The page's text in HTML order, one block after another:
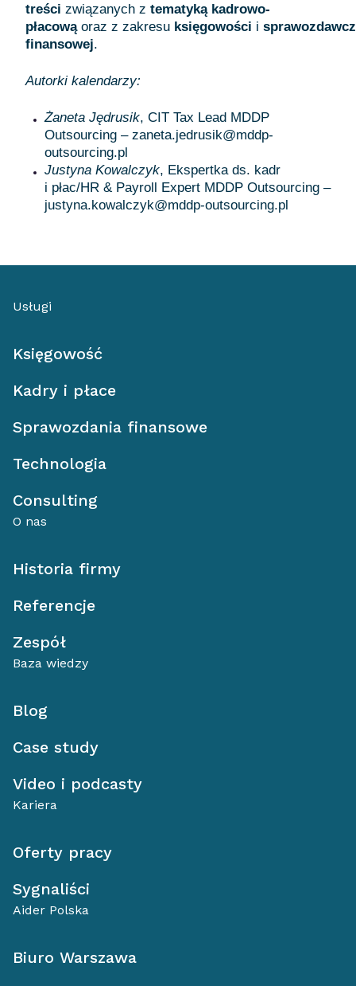
treści związanych z tematyką kadrowo-
płacowąoraz z zakresu księgowości i
finansowej.
Autorki kalendarzy:
Żaneta Jędrusik, CIT Tax Lead MDDP
Outsourcing – zaneta.jedrusik@mddp-
outsourcing.pl
Justyna Kowalczyk, Ekspertka ds. kadr
i płac/HR & Payroll Expert MDDP Outsourcing –
justyna.kowalczyk@mddp-outsourcing.pl
Usługi
Księgowość
Kadry i płace
Sprawozdania finansowe
Technologia
Consulting
O nas
Historia firmy
Referencje
Zespół
Baza wiedzy
Blog
Case study
Video i podcasty
Kariera
Oferty pracy
Sygnaliści
Aider Polska
Biuro Warszawa